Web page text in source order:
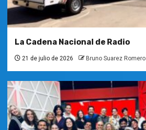
La Cadena Nacional de Radio
21 de julio de 2026 Bruno Suarez Romero